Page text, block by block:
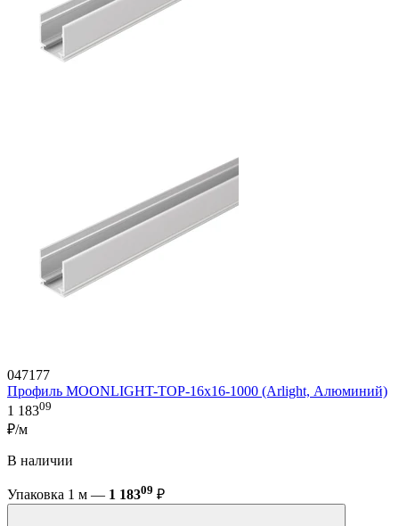
047177
Профиль MOONLIGHT-TOP-16x16-1000 (Arlight, Алюминий)
1 18309
₽/м
В наличии
Упаковка 1 м — 1 18309 ₽